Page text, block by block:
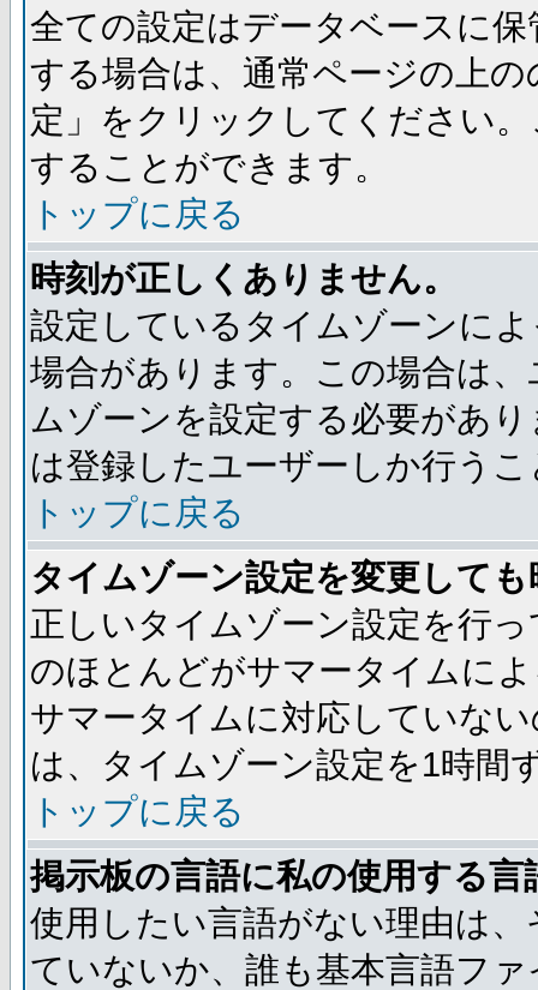
全ての設定はデータベースに
する場合は、通常ページの上
定」をクリックしてください
することができます。
トップに戻る
時刻が正しくありません。
設定しているタイムゾーンに
場合があります。この場合は
ムゾーンを設定する必要があ
は登録したユーザーしか行う
トップに戻る
タイムゾーン設定を変更して
正しいタイムゾーン設定を行
のほとんどがサマータイムに
サマータイムに対応していな
は、タイムゾーン設定を1時間
トップに戻る
掲示板の言語に私の使用する
使用したい言語がない理由は
ていないか、誰も基本言語フ